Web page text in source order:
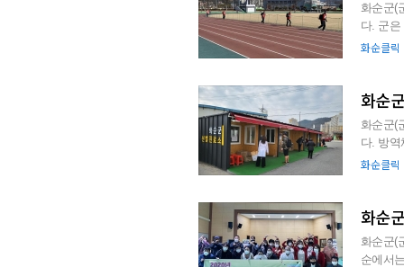
화순군(
다. 군은 지난 17일부터 봄철 상황실 운영을 시작, 오는 29일부터 2월 2일까지 설 명절 상황실을 화
순군청
화순클릭
화순
화순군(
다. 방역체계 전환은 정부의 방침에 따른 조치다. 정부는 전라남도, 광주광역시, 경기도 평택과 안
성 4곳
화순클릭
화순
화순군(
순에서